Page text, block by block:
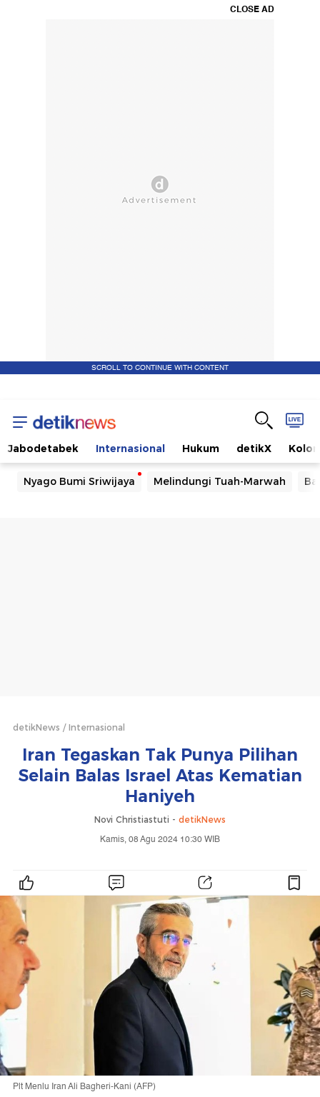
CLOSE AD
SCROLL TO CONTINUE WITH CONTENT
Jabodetabek Internasional Hukum detikX
Nyago Bumi Sriwijaya Melindungi Tuah-Marwah
detikNews Internasional
Iran Tegaskan Tak Punya Pilihan
Selain Balas Israel Atas Kematian
Haniyeh
Novi Christiastuti - detikNews
Kamis, 08 Agu 2024 10:30 WIB
Plt Menlu Iran Ali Bagheri-Kani (AFP)